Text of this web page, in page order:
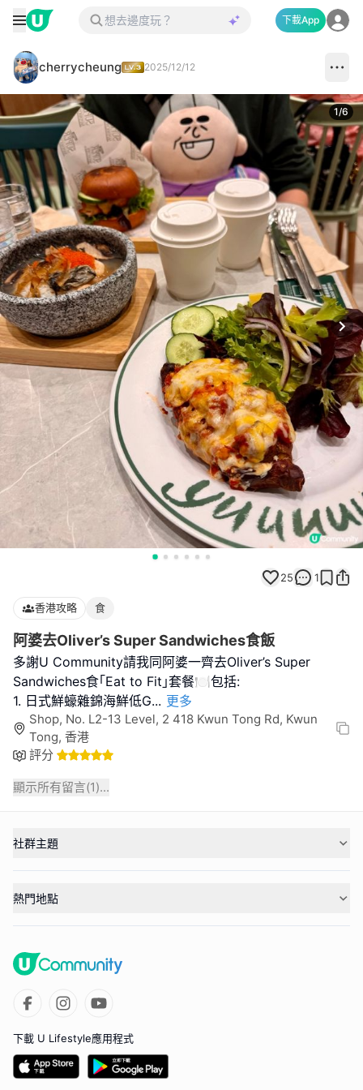
下載App
cherrycheung 2025/12/12
1/6
25 1
香港攻略 食
阿婆去Oliver’s Super Sandwiches食飯
多謝U Community請我同阿婆一齊去Oliver’s Super
Sandwiches食｢Eat to Fit｣套餐🍽️包括:
1. 日式鮮蠔雜錦海鮮低G... 更多
Shop, No. L2-13 Level, 2 418 Kwun Tong Rd, Kwun
Tong, 香港
評分
顯示所有留言(1)...
社群主題
熱門地點
下載 U Lifestyle應用程式